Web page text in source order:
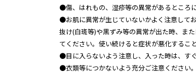
●傷、はれもの、湿疹等の異常があるところ
●お肌に異常が生じていないかよく注意して
抜け(白斑等)や黒ずみ等の異常が出た時、ま
てください。使い続けると症状が悪化するこ
●目に入らないよう注意し、入った時は、す
●衣類等につかないよう充分ご注意ください